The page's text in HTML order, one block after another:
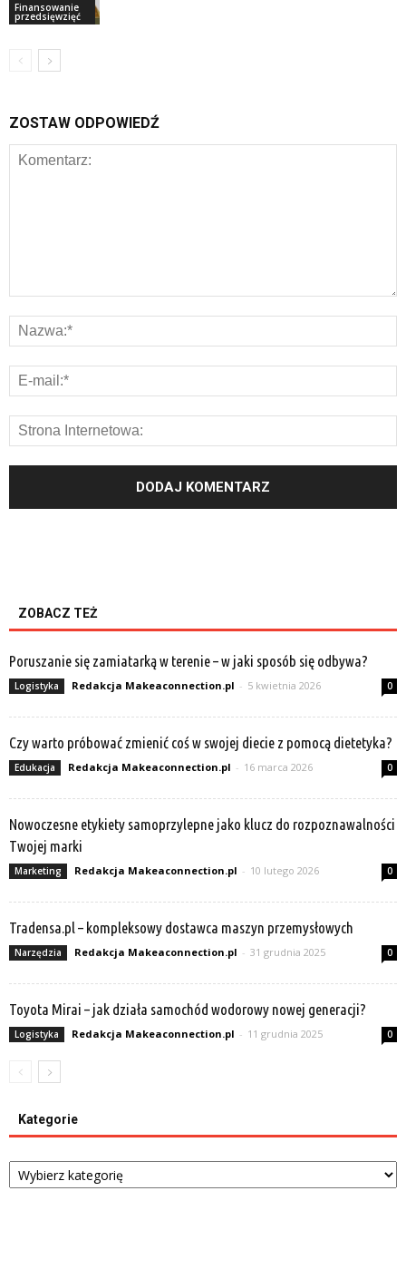
Finansowanie
przedsięwzięć
ZOSTAW ODPOWIEDŹ
ZOBACZ TEŻ
Poruszanie się zamiatarką w terenie – w jaki sposób się odbywa?
Logistyka Redakcja Makeaconnection.pl - 5 kwietnia 2026 0
Czy warto próbować zmienić coś w swojej diecie z pomocą dietetyka?
Edukacja Redakcja Makeaconnection.pl - 16 marca 2026 0
Nowoczesne etykiety samoprzylepne jako klucz do rozpoznawalności
Twojej marki
Marketing Redakcja Makeaconnection.pl - 10 lutego 2026 0
Tradensa.pl – kompleksowy dostawca maszyn przemysłowych
Narzędzia Redakcja Makeaconnection.pl - 31 grudnia 2025 0
Toyota Mirai – jak działa samochód wodorowy nowej generacji?
Logistyka Redakcja Makeaconnection.pl - 11 grudnia 2025 0
Kategorie
Kategorie